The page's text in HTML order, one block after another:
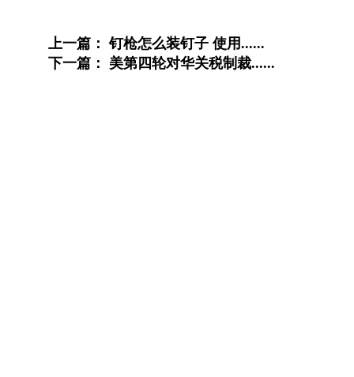
上一篇： 钉枪怎么装钉子 使用......
下一篇：
美第四轮对华关税制裁......